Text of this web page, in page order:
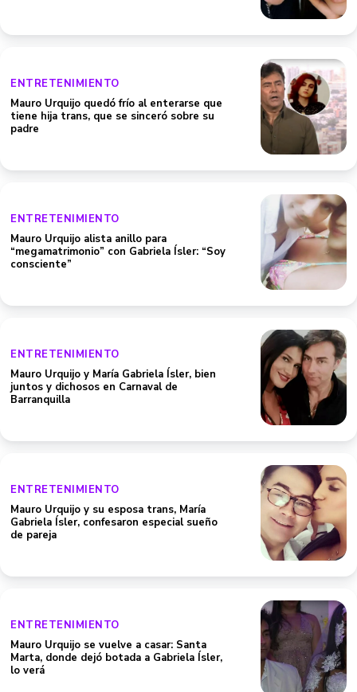
ENTRETENIMIENTO
Mauro Urquijo quedó frío al enterarse que
tiene hija trans, que se sinceró sobre su
padre
ENTRETENIMIENTO
Mauro Urquijo alista anillo para
“megamatrimonio” con Gabriela Ísler: “Soy
consciente”
ENTRETENIMIENTO
Mauro Urquijo y María Gabriela Ísler, bien
juntos y dichosos en Carnaval de
Barranquilla
ENTRETENIMIENTO
Mauro Urquijo y su esposa trans, María
Gabriela Ísler, confesaron especial sueño
de pareja
ENTRETENIMIENTO
Mauro Urquijo se vuelve a casar: Santa
Marta, donde dejó botada a Gabriela Ísler,
lo verá